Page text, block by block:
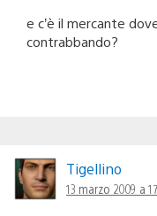
e c’è il mercante
contrabbando?
Tigellino
13 marzo 2009 a